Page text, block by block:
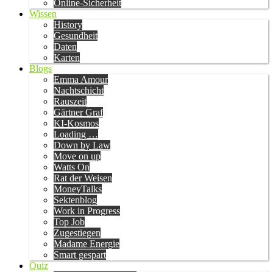
Online-Sicherheit
Wissen
History
Gesundheit
Daten
Karten
Blogs
Emma Amour
Nachtschicht
Rauszeit
Gärtner Graf
KI-Kosmos
Loading …
Down by Law
Move on up
Watts On
Rat der Weisen
MoneyTalks
Sektenblog
Work in Progress
Top Job
Zugestiegen
Madame Energie
Smart gespart
Quiz